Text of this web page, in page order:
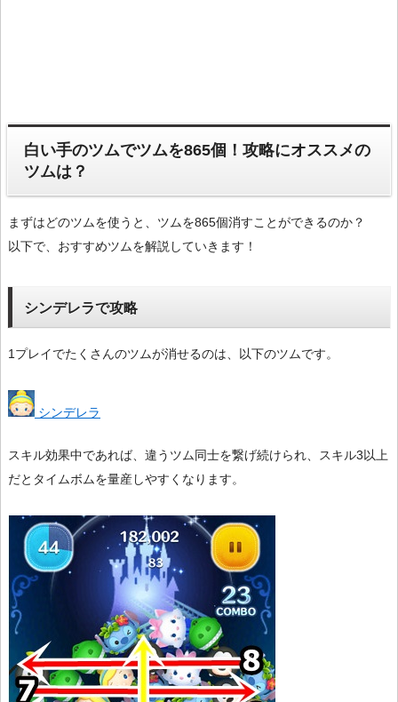
白い手のツムでツムを865個！攻略にオススメの
ツムは？
まずはどのツムを使うと、ツムを865個消すことができるのか？
以下で、おすすめツムを解説していきます！
シンデレラで攻略
1プレイでたくさんのツムが消せるのは、以下のツムです。
シンデレラ
スキル効果中であれば、違うツム同士を繋げ続けられ、スキル3以上
だとタイムボムを量産しやすくなります。